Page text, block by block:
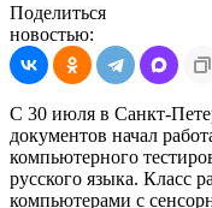
Поделиться
новостью:
С 30 июля в Санкт-
документов начал
компьютерного
русского языка. Класс
компьютерами с